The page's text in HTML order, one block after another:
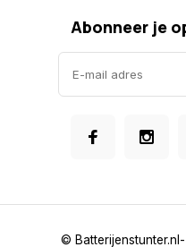
Abonneer je
© Batterijenstunter.nl